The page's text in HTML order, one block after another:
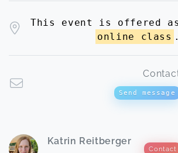
This event is offered as
online class .
Send message
Katrin Reitberger
Contact